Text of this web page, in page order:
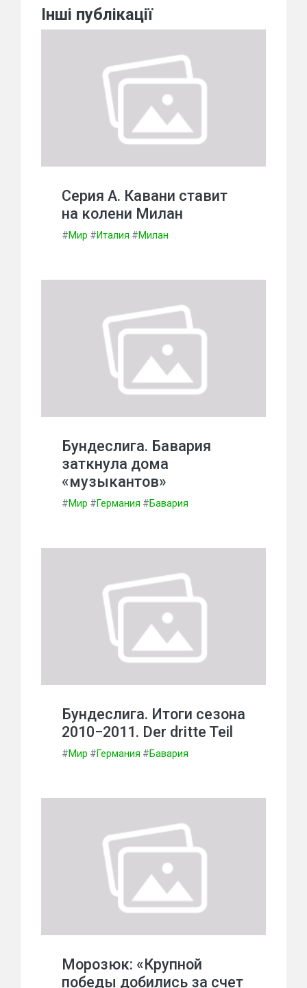
Інші публікації
Серия А. Кавани ставит
на колени Милан
#Мир #Италия #Милан
Бундеслига. Бавария
заткнула дома
«музыкантов»
#Мир #Германия #Бавария
Бундеслига. Итоги сезона
2010−2011. Der dritte Teil
#Мир #Германия #Бавария
Морозюк: «Крупной
победы добились за счет